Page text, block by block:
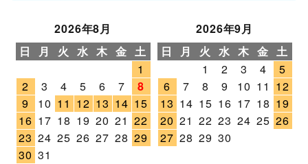
2026年8月
日
月 火 水 木 金 土
1
2
3 4 5 6 7
8
9
10 11 12 13 14 15
16 17 18 19 20 21 22
23 24 25 26 27 28 29
30 31
2026年9月
日
月 火 水 木 金 土
1
2 3 4
5
6
7 8 9 10 11 12
13 14 15 16 17 18 19
20 21 22 23 24 25 26
27 28 29 30